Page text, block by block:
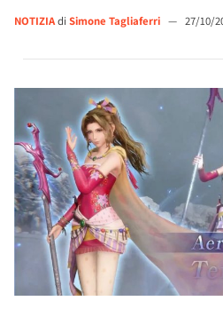
NOTIZIAdi Simone Tagliaferri — 27/10/